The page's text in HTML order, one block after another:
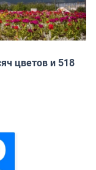
цветов и 518